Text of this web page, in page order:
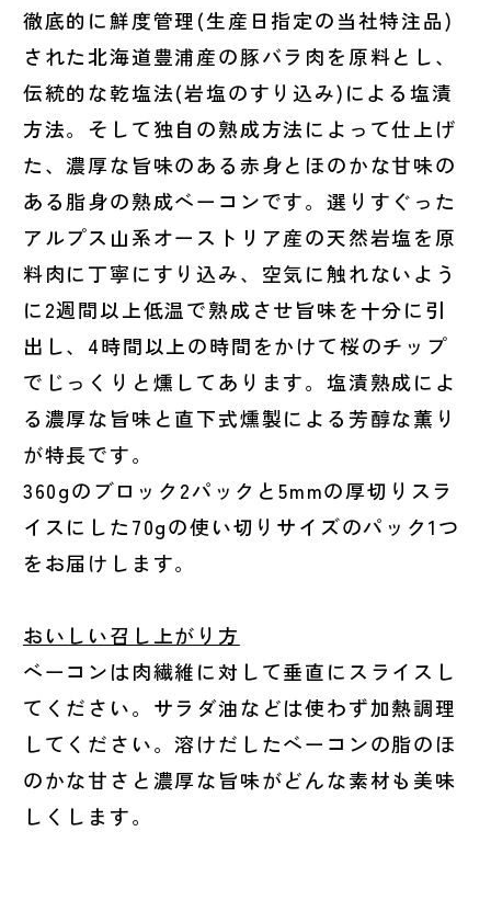
徹底的に鮮度管理(生産日指定の当社特注品)
された北海道豊浦産の豚バラ肉を原料とし、
伝統的な乾塩法(岩塩のすり込み)による塩漬
方法。そして独自の熟成方法によって仕上げ
た、濃厚な旨味のある赤身とほのかな甘味の
ある脂身の熟成ベーコンです。選りすぐった
アルプス山系オーストリア産の天然岩塩を原
料肉に丁寧にすり込み、空気に触れないよう
に2週間以上低温で熟成させ旨味を十分に引
出し、4時間以上の時間をかけて桜のチップ
でじっくりと燻してあります。塩漬熟成によ
る濃厚な旨味と直下式燻製による芳醇な薫り
が特長です。
360gのブロック2パックと5mmの厚切りスラ
イスにした70gの使い切りサイズのパック1つ
をお届けします。
おいしい召し上がり方
ベーコンは肉繊維に対して垂直にスライスし
てください。サラダ油などは使わず加熱調理
してください。溶けだしたベーコンの脂のほ
のかな甘さと濃厚な旨味がどんな素材も美味
しくします。